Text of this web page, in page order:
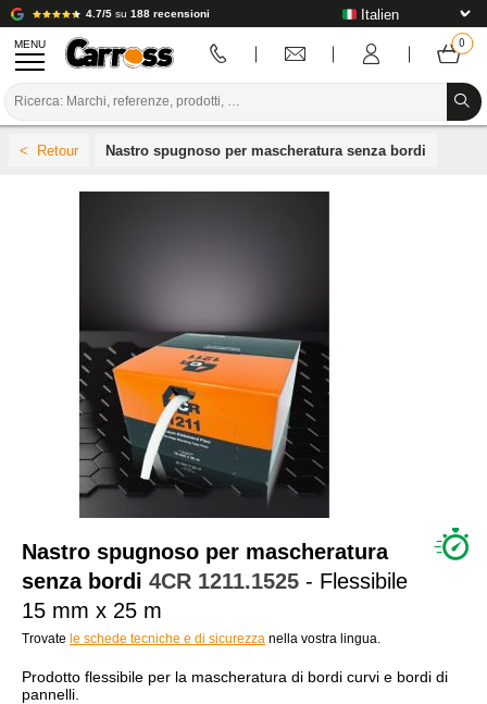
4.7/5 su 188 recensioni
MENU
STRUMENTI PER LA CARROZZERIA
ATTREZZATURE PER CARROZZERIA
INSTALLAZIONE IN LABORATORIO
TUTORIAL E CONSIGLI
CHI SIAMO?
Nastro spugnoso per mascheratura senza bordi
Nastro spugnoso per mascheratura
senza bordi 4CR 1211.1525 - Flessibile
15 mm x 25 m
Trovate le schede tecniche e di sicurezza nella vostra lingua.
Prodotto flessibile per la mascheratura di bordi curvi e bordi di
pannelli.